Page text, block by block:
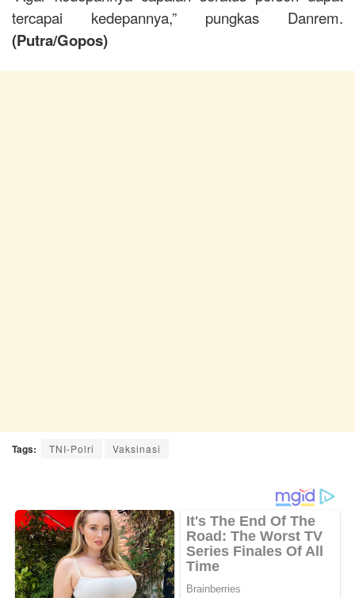
tercapai kedepannya,” pungkas Danrem.
(Putra/Gopos)
Tags: TNI-Polri Vaksinasi